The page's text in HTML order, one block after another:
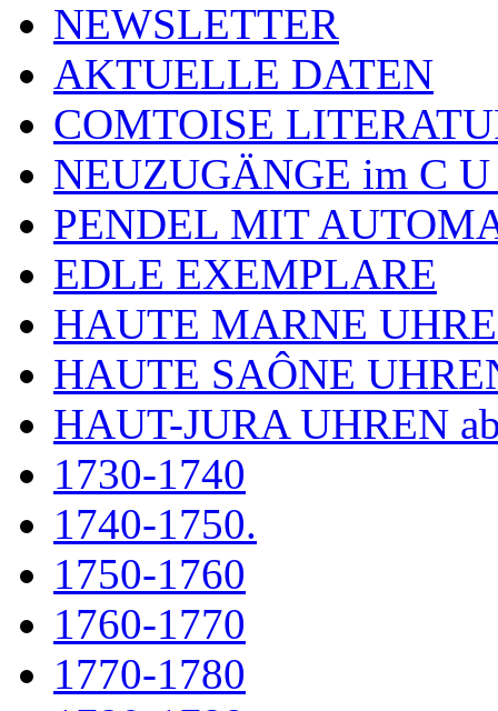
NEWSLETTER
AKTUELLE DATEN
COMTOISE
NEUZUGÄNGE im C
PENDEL MIT
EDLE EXEMPLARE
HAUTE MARNE
HAUTE SAÔNE
HAUT-JURA UHREN
1730-1740
1740-1750.
1750-1760
1760-1770
1770-1780